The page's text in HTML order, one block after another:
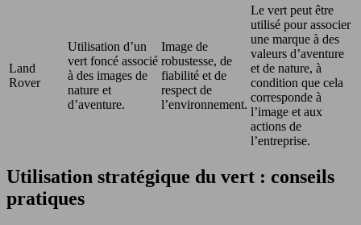
Land
Rover
Utilisation d’un
vert foncé associé
à des images de
nature et
d’aventure.
Image de
robustesse, de
fiabilité et de
respect de
l’environnement.
Le vert peut être
utilisé pour associer
une marque à des
valeurs d’aventure
et de nature, à
condition que cela
corresponde à
l’image et aux
actions de
l’entreprise.
Utilisation stratégique du vert : conseils
pratiques